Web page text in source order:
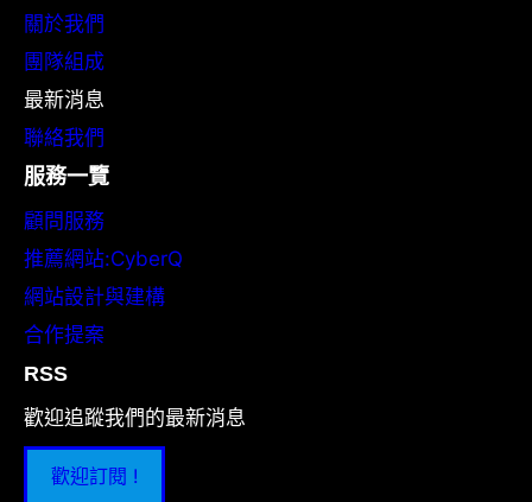
關於我們
團隊組成
最新消息
聯絡我們
服務一覽
顧問服務
推薦網站:CyberQ
網站設計與建構
合作提案
RSS
歡迎追蹤我們的最新消息
歡迎訂閱 !